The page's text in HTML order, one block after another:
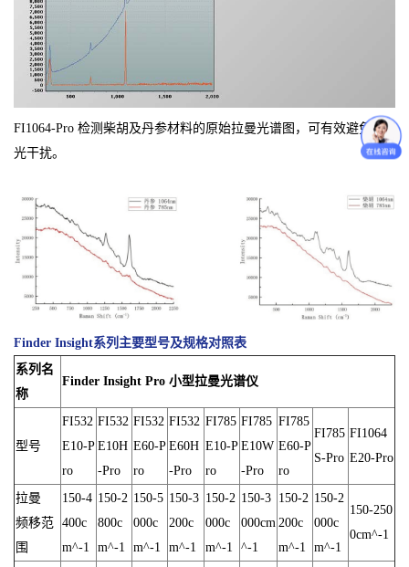
FI1064-Pro 检测柴胡及丹参材料的原始拉曼光谱图，可有效避免荧
光干扰。
Finder Insight系列主要型号及规格对照表
系列名
称
Finder Insight Pro 小型拉曼光谱仪
型号
FI532
E10-P
ro
FI532
E10H
-Pro
FI532
E60-P
ro
FI532
E60H
-Pro
FI785
E10-P
ro
FI785
E10W
-Pro
FI785
E60-P
ro
FI785
S-Pro
FI1064
E20-Pro
拉曼
频移范
围
150-4
400c
m^-1
150-2
800c
m^-1
150-5
000c
m^-1
150-3
200c
m^-1
150-2
000c
m^-1
150-3
000cm
^-1
150-2
200c
m^-1
150-2
000c
m^-1
150-250
0cm^-1